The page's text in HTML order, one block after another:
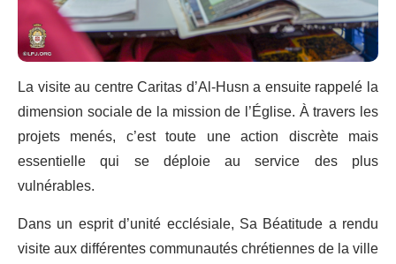
La visite au centre Caritas d’Al-Husn a ensuite rappelé la
dimension sociale de la mission de l’Église. À travers les
projets menés, c’est toute une action discrète mais
essentielle qui se déploie au service des plus
vulnérables.
Dans un esprit d’unité ecclésiale, Sa Béatitude a rendu
visite aux différentes communautés chrétiennes de la ville